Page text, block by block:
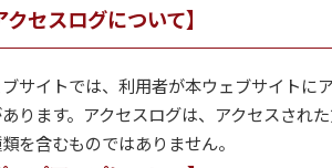
クセスログについて】
サイトでは、利用者が本ウェブサイトに
ります。アクセスログは、アクセスされ
を含むものではありません。